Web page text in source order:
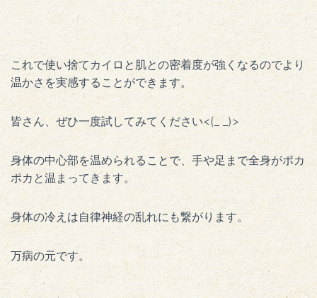
これで使い捨てカイロと肌との密着度が強くなるのでより
温かさを実感することができます。
皆さん、ぜひ一度試してみてください<(_ _)>
身体の中心部を温められることで、手や足まで全身がポカ
ポカと温まってきます。
身体の冷えは自律神経の乱れにも繋がります。
万病の元です。